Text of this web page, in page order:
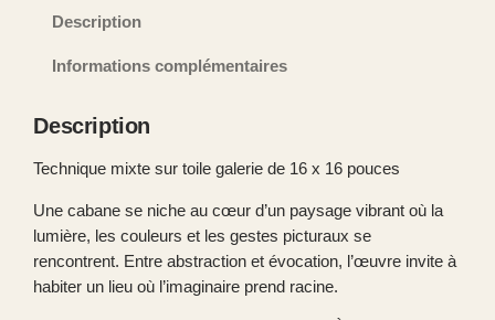
e
L
s
b
r
a
Description
Informations complémentaires
Description
Technique mixte sur toile galerie de 16 x 16 pouces
Une cabane se niche au cœur d’un paysage vibrant où la
lumière, les couleurs et les gestes picturaux se
rencontrent. Entre abstraction et évocation, l’œuvre invite à
habiter un lieu où l’imaginaire prend racine.